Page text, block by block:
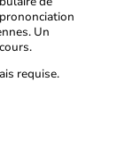
Un
requise.